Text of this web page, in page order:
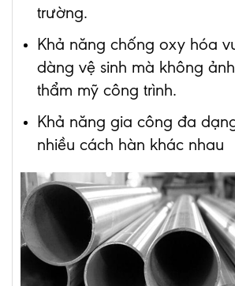
trường.
Khả năng chống oxy hóa
dàng vệ sinh mà không
thẩm mỹ công trình.
Khả năng gia công đa
nhiều cách hàn khác nhau